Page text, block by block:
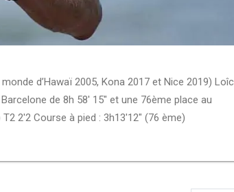
d’Hawaï 2005, Kona 2017 et Nice 2019) Loîc
de 8h 58' 15" et une 76ème place au
2'2 Course à pied : 3h13'12" (76 ème)